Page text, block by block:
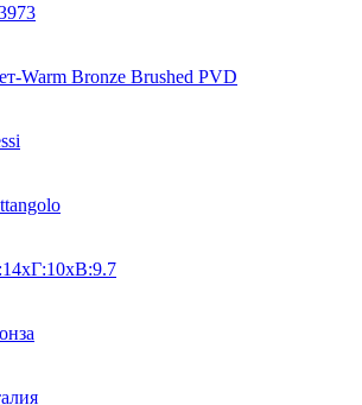
Warm Bronze Brushed PVD